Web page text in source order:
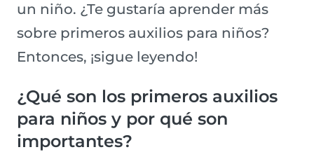
un niño. ¿Te gustaría aprender más
sobre primeros auxilios para niños?
Entonces, ¡sigue leyendo!
¿Qué son los primeros auxilios
para niños y por qué son
importantes?